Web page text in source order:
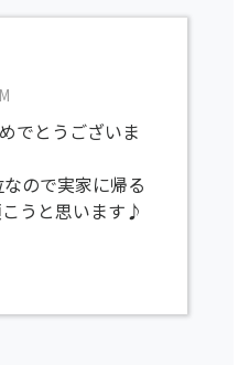
でとうございま
ので実家に帰る
うと思います♪